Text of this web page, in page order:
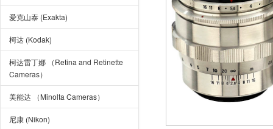
爱克山泰 (Exakta)
柯达 (Kodak)
柯达雷丁娜 （Retina and Retinette
Cameras）
美能达 （Minolta Cameras）
尼康 (Nikon)